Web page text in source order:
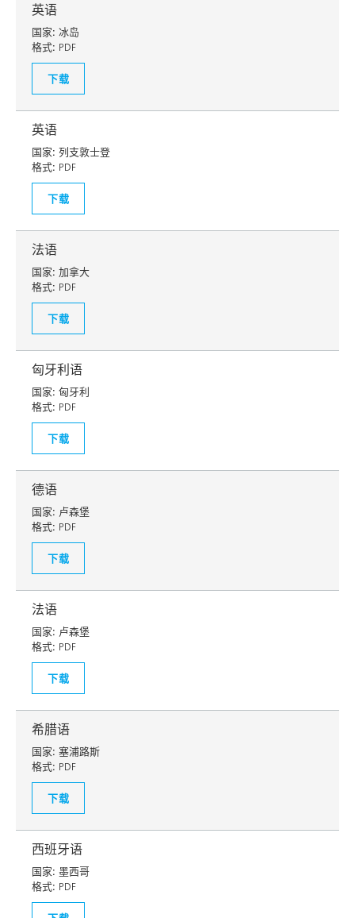
英语
国家: 冰岛
格式: PDF
下载
英语
国家: 列支敦士登
格式: PDF
下载
法语
国家: 加拿大
格式: PDF
下载
匈牙利语
国家: 匈牙利
格式: PDF
下载
德语
国家: 卢森堡
格式: PDF
下载
法语
国家: 卢森堡
格式: PDF
下载
希腊语
国家: 塞浦路斯
格式: PDF
下载
西班牙语
国家: 墨西哥
格式: PDF